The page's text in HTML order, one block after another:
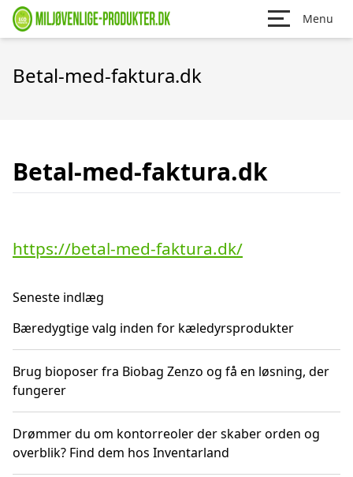
Menu
Betal-med-faktura.dk
Betal-med-faktura.dk
https://betal-med-faktura.dk/
Seneste indlæg
Bæredygtige valg inden for kæledyrsprodukter
Brug bioposer fra Biobag Zenzo og få en løsning, der
fungerer
Drømmer du om kontorreoler der skaber orden og
overblik? Find dem hos Inventarland